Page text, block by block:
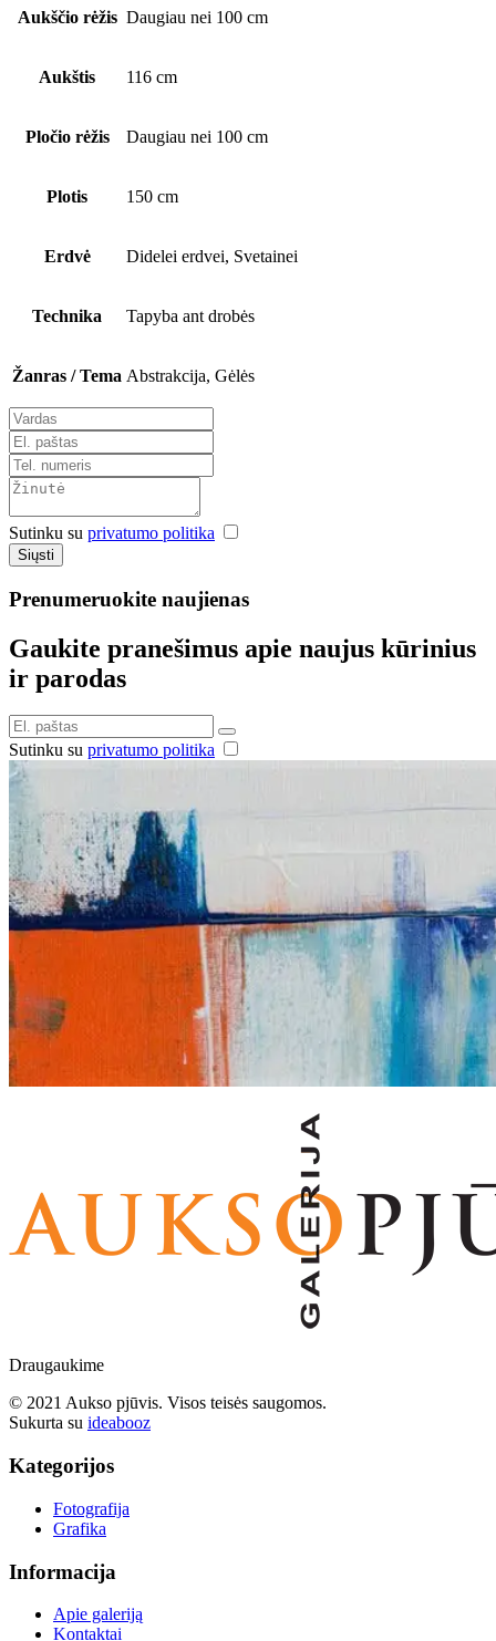
Aukščio rėžis Daugiau nei 100 cm
Aukštis 116 cm
Pločio rėžis Daugiau nei 100 cm
Plotis 150 cm
Erdvė Didelei erdvei, Svetainei
Technika Tapyba ant drobės
Žanras / Tema Abstrakcija, Gėlės
Sutinku su privatumo politika
Siųsti
Prenumeruokite naujienas
Gaukite pranešimus apie naujus kūrinius
ir parodas
Sutinku su privatumo politika
Draugaukime
© 2021 Aukso pjūvis. Visos teisės saugomos.
Sukurta su ideabooz
Kategorijos
Fotografija
Grafika
Informacija
Apie galeriją
Kontaktai